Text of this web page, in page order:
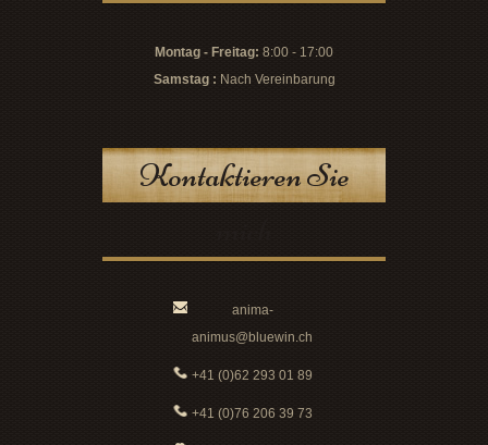
Montag - Freitag: 8:00 - 17:00
Samstag : Nach Vereinbarung
Kontaktieren Sie
anima-
animus@bluewin.ch
+41 (0)62 293 01 89
+41 (0)76 206 39 73